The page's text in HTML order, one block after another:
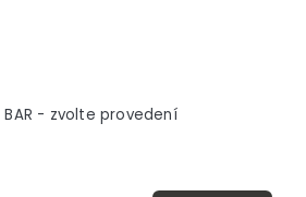
BAR - zvolte provedení